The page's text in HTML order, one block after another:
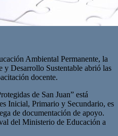
Ambiental Permanente, la
y Desarrollo Sustentable abrió las
docente.
de San Juan” está
Inicial, Primario y Secundario, es
de documentación de apoyo.
del Ministerio de Educación a